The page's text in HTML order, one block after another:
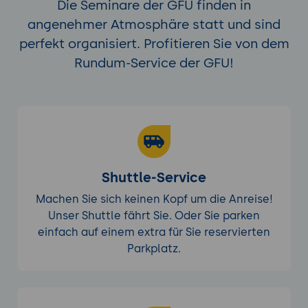
CRM-System (z.B. Salesforce oder
Durchführung:
Hinzufügen einer Aktion zur Erstellung
eines neuen Leads im CRM-System.
Ergebnisse:
Ein funktionierender Workflow, der
Leads automatisch erfasst und an das
Vertriebsteam weiterleitet.
Automatisierung in verschiedenen
Die Seminare der GFU finden in
angenehmer Atmosphäre statt und sind
perfekt organisiert. Profitieren Sie von dem
Rundum-Service der GFU!
Shuttle-Service
Machen Sie sich keinen Kopf um die Anreise!
Unser Shuttle fährt Sie. Oder Sie parken
einfach auf einem extra für Sie reservierten
Parkplatz.